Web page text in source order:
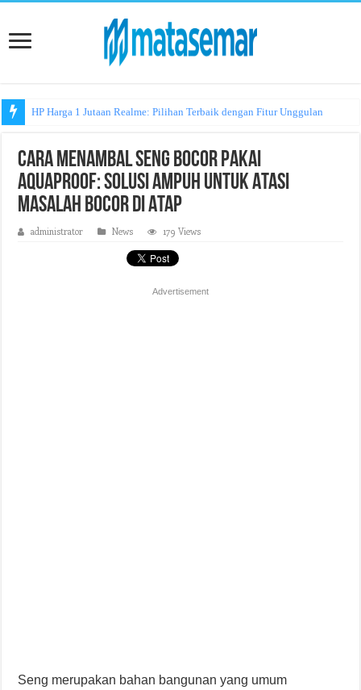
HP Harga 1 Jutaan Realme: Pilihan Terbaik dengan Fitur Unggulan
Cara Menambal Seng Bocor Pakai
Aquaproof: Solusi Ampuh untuk Atasi
Masalah Bocor di Atap
administrator News 179 Views
Advertisement
Seng merupakan bahan bangunan yang umum